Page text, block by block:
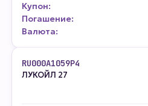
Купон:
Погашение:
Валюта:
RU000A1059P4
ЛУКОЙЛ 27